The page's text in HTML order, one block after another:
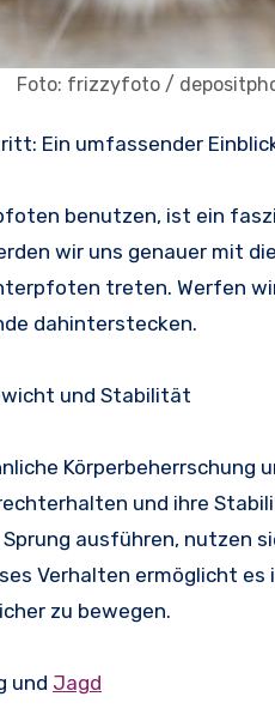
Foto: frizzyfoto /
Ein umfassender
benutzen, ist ein
wir uns genauer mit
treten. Werfen
dahinterstecken.
und Stabilität
Körperbeherrschung
und ihre
ausführen, nutzen
Verhalten ermöglicht
zu bewegen.
und Jagd